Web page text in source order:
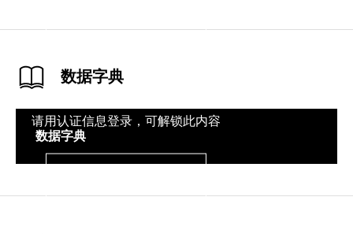
数据字典
数据字典
请用认证信息登录，可解锁此内容